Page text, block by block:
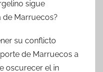
sigue
de Marruecos?
su conflicto
de Marruecos a
oscurecer el in